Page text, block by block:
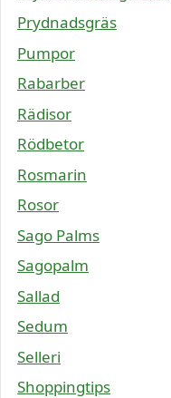
Prydnadsgräs
Pumpor
Rabarber
Rädisor
Rödbetor
Rosmarin
Rosor
Sago Palms
Sagopalm
Sallad
Sedum
Selleri
Shoppingtips